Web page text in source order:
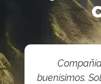
buenísimos.